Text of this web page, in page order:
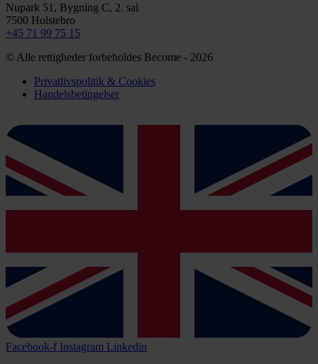
Nupark 51, Bygning C, 2. sal
7500 Holstebro
+45 71 99 75 15
© Alle rettigheder forbeholdes Become - 2026
Privatlivspolitik & Cookies
Handelsbetingelser
Facebook-f Instagram Linkedin